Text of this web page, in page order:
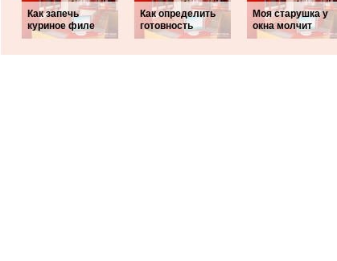
Как запечь
куриное филе
Как определить
готовность
Моя старушка у
окна молчит